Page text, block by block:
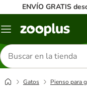
ENVÍO GRATIS
Menú
Buscar
productos
Gatos Pienso para